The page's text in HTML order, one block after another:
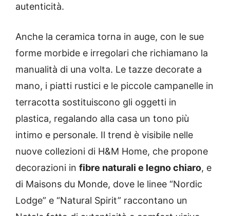
autenticità.
Anche la ceramica torna in auge, con le sue
forme morbide e irregolari che richiamano la
manualità di una volta. Le tazze decorate a
mano, i piatti rustici e le piccole campanelle in
terracotta sostituiscono gli oggetti in
plastica, regalando alla casa un tono più
intimo e personale. Il trend è visibile nelle
nuove collezioni di H&M Home, che propone
decorazioni in fibre naturali e legno chiaro, e
di Maisons du Monde, dove le linee “Nordic
Lodge” e “Natural Spirit” raccontano un